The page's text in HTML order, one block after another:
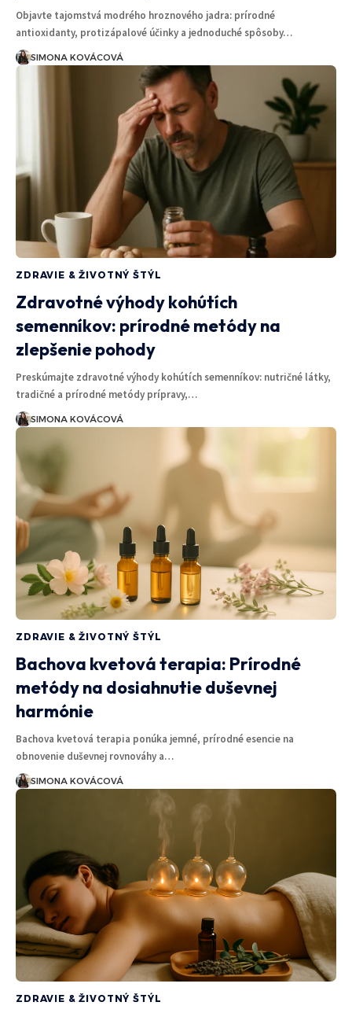
Objavte tajomstvá modrého hroznového jadra: prírodné
antioxidanty, protizápalové účinky a jednoduché spôsoby…
SIMONA KOVÁCOVÁ
ZDRAVIE & ŽIVOTNÝ ŠTÝL
Zdravotné výhody kohútích
semenníkov: prírodné metódy na
zlepšenie pohody
Preskúmajte zdravotné výhody kohútích semenníkov: nutričné látky,
tradičné a prírodné metódy prípravy,…
SIMONA KOVÁCOVÁ
ZDRAVIE & ŽIVOTNÝ ŠTÝL
Bachova kvetová terapia: Prírodné
metódy na dosiahnutie duševnej
harmónie
Bachova kvetová terapia ponúka jemné, prírodné esencie na
obnovenie duševnej rovnováhy a…
SIMONA KOVÁCOVÁ
ZDRAVIE & ŽIVOTNÝ ŠTÝL